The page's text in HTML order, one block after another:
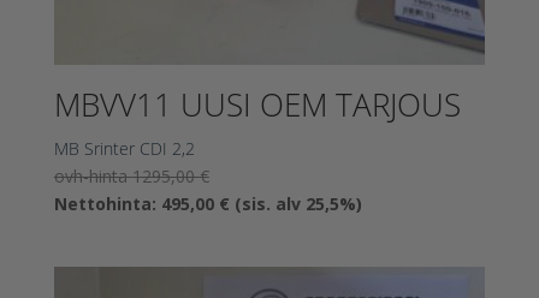
MBVV11 UUSI OEM TARJOUS
MB Srinter CDI 2,2
ovh-hinta1295,00€Alkuperäinen
hinta
Nettohinta: 495,00 €Nykyinen
495,00 €.
(sis. alv 25,5%)